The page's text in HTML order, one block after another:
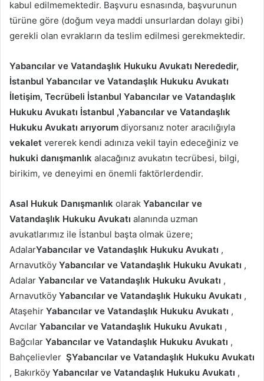
kabul edilmemektedir. Başvuru esnasında, başvurunun
türüne göre (doğum veya maddi unsurlardan dolayı gibi)
gerekli olan evrakların da teslim edilmesi gerekmektedir.
Yabancılar ve Vatandaşlık Hukuku Avukatı Nerededir,
İstanbul Yabancılar ve Vatandaşlık Hukuku Avukatı
İletişim, Tecrübeli İstanbul Yabancılar ve Vatandaşlık
Hukuku Avukatı İstanbul ,Yabancılar ve Vatandaşlık
Hukuku Avukatı arıyorum diyorsanız noter aracılığıyla
vekalet vererek kendi adınıza vekil tayin edeceğiniz ve
hukuki danışmanlık alacağınız avukatın tecrübesi, bilgi,
birikim, ve deneyimi en önemli faktörlerdendir.
Asal Hukuk Danışmanlık olarak Yabancılar ve
Vatandaşlık Hukuku Avukatı alanında uzman
avukatlarımız ile İstanbul başta olmak üzere;
AdalarYabancılar ve Vatandaşlık Hukuku Avukatı ,
Arnavutköy Yabancılar ve Vatandaşlık Hukuku Avukatı ,
Adalar Yabancılar ve Vatandaşlık Hukuku Avukatı ,
Arnavutköy Yabancılar ve Vatandaşlık Hukuku Avukatı ,
Ataşehir Yabancılar ve Vatandaşlık Hukuku Avukatı ,
Avcılar Yabancılar ve Vatandaşlık Hukuku Avukatı ,
Bağcılar Yabancılar ve Vatandaşlık Hukuku Avukatı ,
Bahçelievler ŞYabancılar ve Vatandaşlık Hukuku Avukatı
, Bakırköy Yabancılar ve Vatandaşlık Hukuku Avukatı ,